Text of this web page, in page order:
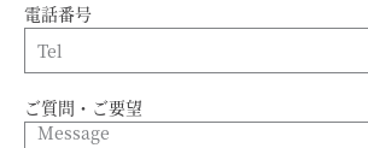
電話番号
ご質問・ご要望